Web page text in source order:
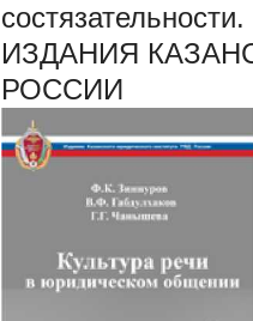
состязательности.
ИЗДАНИЯ
РОССИИ